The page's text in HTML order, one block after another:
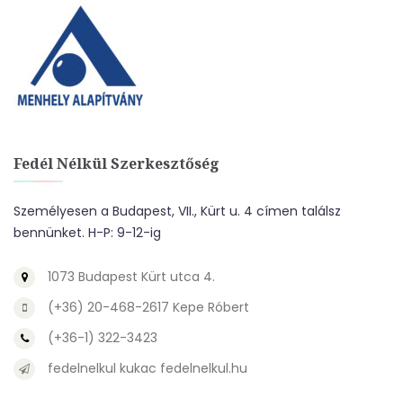
Fedél Nélkül Szerkesztőség
Személyesen a Budapest, VII., Kürt u. 4 címen találsz
bennünket. H-P: 9-12-ig
1073 Budapest Kürt utca 4.
(+36) 20-468-2617 Kepe Róbert
(+36-1) 322-3423
fedelnelkul kukac fedelnelkul.hu